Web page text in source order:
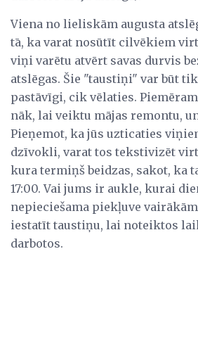
Viena no lieliskām augusta
tā, ka varat nosūtīt cilvēkiem
viņi varētu atvērt savas durvis
atslēgas. Šie "taustiņi" var būt
pastāvīgi, cik vēlaties.
nāk, lai veiktu mājas remontu,
Pieņemot, ka jūs uzticaties
dzīvokli, varat tos tekstivizēt
kura termiņš beidzas, sakot, ka
17:00. Vai jums ir aukle, kurai
nepieciešama piekļuve
iestatīt taustiņu, lai noteiktos
darbotos.